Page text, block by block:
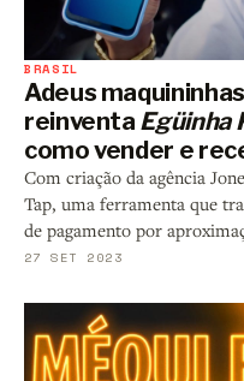
BRASIL
Adeus
reinventa Egüinha
como vender e
Com criação da agência
Tap, uma ferramenta que
de pagamento por
27 SET 2023